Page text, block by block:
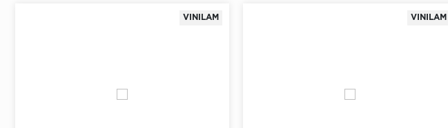
VINILAM VINILAM